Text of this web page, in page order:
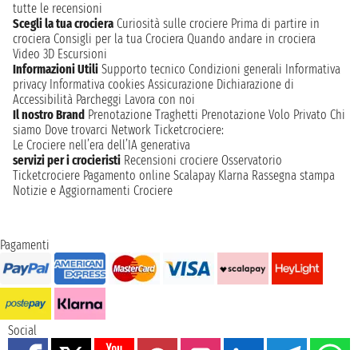
tutte le recensioni
Scegli la tua crociera Curiosità sulle crociere Prima di partire in
crociera Consigli per la tua Crociera Quando andare in crociera
Video 3D Escursioni
Informazioni Utili Supporto tecnico Condizioni generali Informativa
privacy Informativa cookies Assicurazione Dichiarazione di
Accessibilità Parcheggi Lavora con noi
Il nostro Brand Prenotazione Traghetti Prenotazione Volo Privato Chi
siamo Dove trovarci Network Ticketcrociere:
Le Crociere nell’era dell’IA generativa
servizi per i crocieristi Recensioni crociere Osservatorio
Ticketcrociere Pagamento online Scalapay Klarna Rassegna stampa
Notizie e Aggiornamenti Crociere
Pagamenti
Social